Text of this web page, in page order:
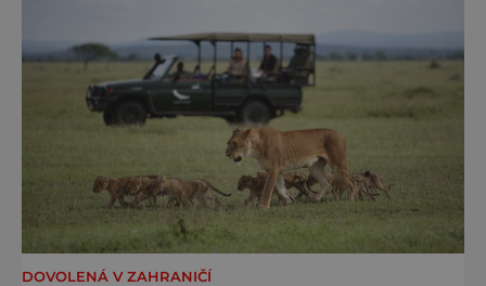
DOVOLENÁ V ZAHRANIČÍ